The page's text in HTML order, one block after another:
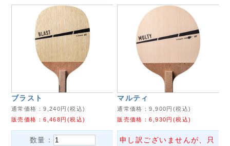
ブラスト
通常価格：9,240 円(税込)
販売価格：6,468 円(税込)
数量：
マルティ
通常価格：9,900 円(税込)
販売価格：6,930 円(税込)
申し訳ございませんが、只